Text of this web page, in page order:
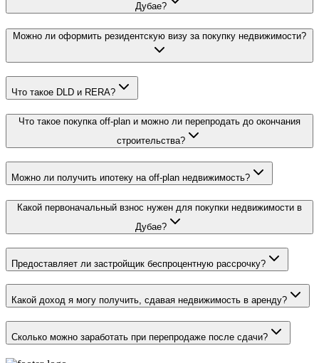
Дубае?
Можно ли оформить резидентскую визу за покупку недвижимости?
Что такое DLD и RERA?
Что такое покупка off‑plan и можно ли перепродать до окончания
строительства?
Можно ли получить ипотеку на off‑plan недвижимость?
Какой первоначальный взнос нужен для покупки недвижимости в
Дубае?
Предоставляет ли застройщик беспроцентную рассрочку?
Какой доход я могу получить, сдавая недвижимость в аренду?
Сколько можно заработать при перепродаже после сдачи?